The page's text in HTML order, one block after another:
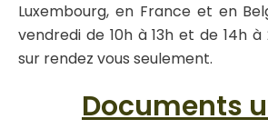
Luxembourg, en France et en
vendredi de 10h à 13h et de 14h
sur rendez vous seulement.
Documents